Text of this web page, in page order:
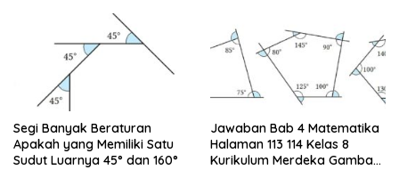
Segi Banyak Beraturan
Apakah yang Memiliki Satu
Sudut Luarnya 45° dan 160°
Jawaban Bab 4 Matematika
Halaman 113 114 Kelas 8
Kurikulum Merdeka Gambar